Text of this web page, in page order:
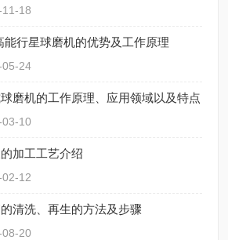
11-18
能行星球磨机的优势及工作原理
05-24
磨机的工作原理、应用领域以及特点
03-10
加工工艺介绍
02-12
清洗、再生的方法及步骤
08-20